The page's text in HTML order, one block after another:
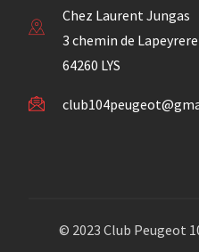
Chez Laurent Jungas
3 chemin de Lapeyrere
64260 LYS
© 2023 Club Peugeot